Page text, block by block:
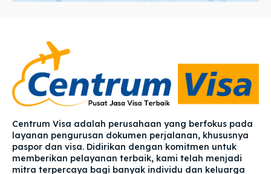
Centrum Visa adalah perusahaan yang berfokus pada
layanan pengurusan dokumen perjalanan, khususnya
paspor dan visa. Didirikan dengan komitmen untuk
memberikan pelayanan terbaik, kami telah menjadi
mitra terpercaya bagi banyak individu dan keluarga